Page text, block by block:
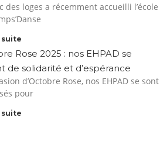
des loges a récemment accueilli l’école
suite
Rose 2025 : nos EHPAD se
de solidarité et d’espérance
d’Octobre Rose, nos EHPAD se sont
pour
suite